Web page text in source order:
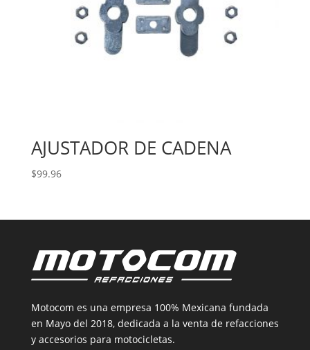
AJUSTADOR DE CADENA
$99.96
Motocom es una empresa 100% Mexicana fundada
en Mayo del 2018, dedicada a la venta de refacciones
y accesorios para motocicletas.